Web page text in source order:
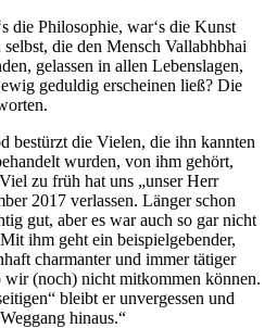
die Philosophie, war‘s die Kunst
die den Mensch Vallabhbhai
gelassen in allen Lebenslagen,
geduldig erscheinen ließ? Die
bestürzt die Vielen, die ihn kannten
wurden, von ihm gehört,
zu früh hat uns „unser Herr
2017 verlassen. Länger schon
gut, aber es war auch so gar nicht
ihm geht ein beispielgebender,
charmanter und immer tätiger
(noch) nicht mitkommen können.
bleibt er unvergessen und
hinaus.“